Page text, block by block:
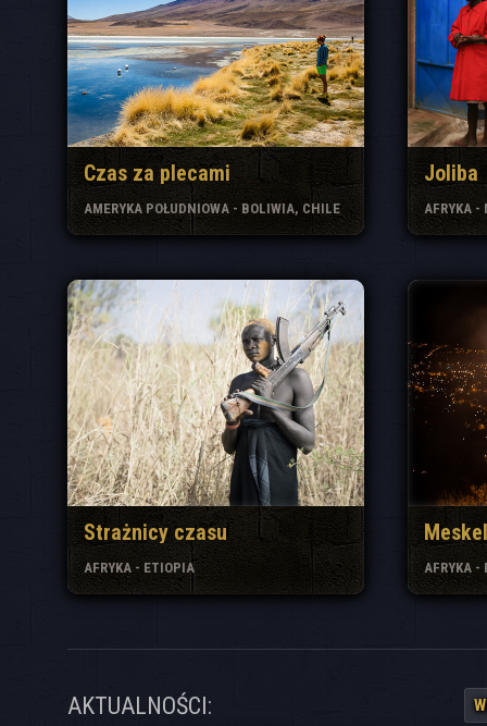
Czas za plecami
AMERYKA POŁUDNIOWA - BOLIWIA, CHILE
Joliba
AFRYKA -
Strażnicy czasu
AFRYKA - ETIOPIA AFRYKA -
AKTUALNOŚCI: